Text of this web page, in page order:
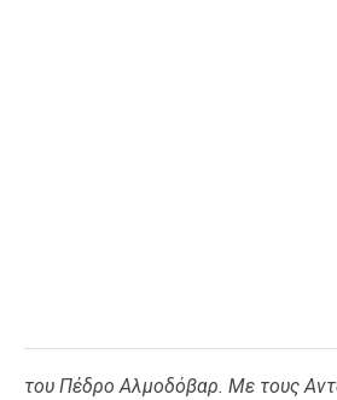
του Πέδρο Αλμοδόβαρ. Με τους